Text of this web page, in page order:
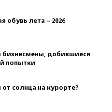
обувь лета – 2026
бизнесмены, добившиеся
попытки
солнца на курорте?